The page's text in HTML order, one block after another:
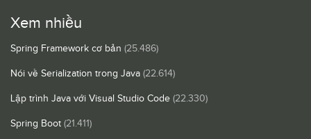
Xem nhiều
Spring Framework cơ bản (25.486)
Nói về Serialization trong Java (22.614)
Lập trình Java với Visual Studio Code (22.330)
Spring Boot (21.411)